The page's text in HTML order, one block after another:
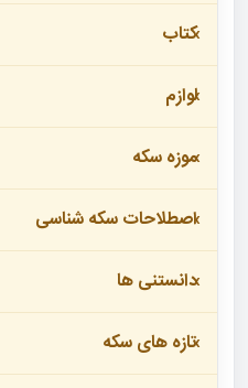
کتاب
لوازم
موزه سکه
اصطلاحات سکه شناسی
دانستنی ها
تازه های سکه